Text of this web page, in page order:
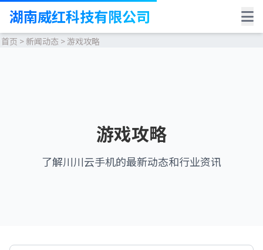
湖南威红科技有限公司
首页 >新闻动态 > 游戏攻略
游戏攻略
了解川川云手机的最新动态和行业资讯